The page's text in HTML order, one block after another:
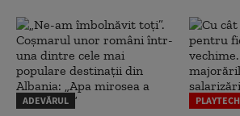
ADEVĂRUL PLAYTECH